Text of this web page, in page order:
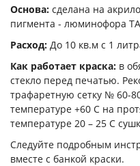
Основа: сделана на
пигмента - люминофора
Расход: До 10 кв.м с 1
Как работает краска: в
стекло перед печатью.
трафаретную сетку № 60-
температуре +60 С на
температуре 20 – 25 С
Следуйте подробным
вместе с банкой краски.